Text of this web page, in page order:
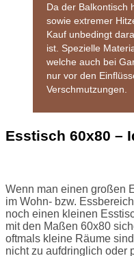
Da der Balkontisch
sowie extremer
Kauf unbedingt
ist. Spezielle
welche auch bei
nur vor den
Verschmutzungen.
Esstisch 60x80 –
Wenn man einen großen
im Wohn- bzw.
noch einen kleinen
mit den Maßen 60x80
oftmals kleine Räume
nicht zu aufdringlich oder